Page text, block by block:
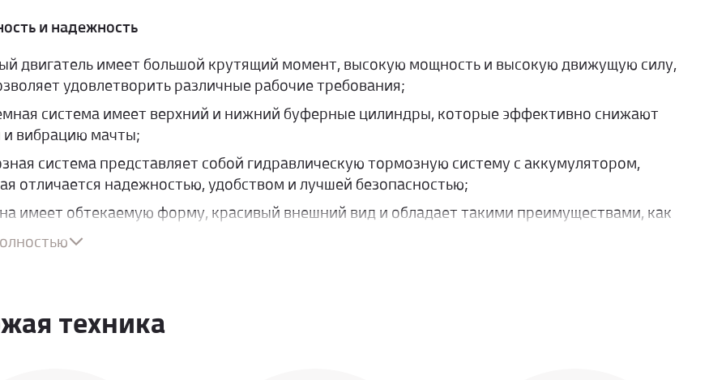
и надежность
двигатель имеет большой крутящий момент, высокую мощность и высокую движущую силу,
удовлетворить различные рабочие требования;
система имеет верхний и нижний буферные цилиндры, которые эффективно снижают
вибрацию мачты;
система представляет собой гидравлическую тормозную систему с аккумулятором,
отличается надежностью, удобством и лучшей безопасностью;
имеет обтекаемую форму, красивый внешний вид и обладает такими преимуществами, как
режим работы, высокая рабочая производительность, высокая мощность и хорошая
преодолевать подъемы. Она может эксплуатироваться в тяжелых рабочих условиях.
эргономичный дизайн обеспечивает легкое и удобное управление машиной.
техника